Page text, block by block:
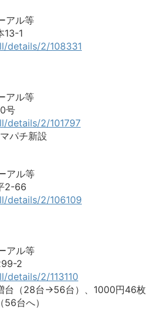
アル等
13-1
details/2/108331
アル等
号
details/2/101797
パチ新設
アル等
2-66
details/2/106109
アル等
2
details/2/113110
台（28台→56台）、1000円46枚
台へ）